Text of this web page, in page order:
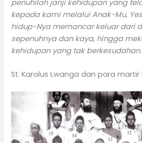
penuhilah janji kehidupan yang
kepada kami melalui Anak-Mu,
hidup-Nya memancar keluar dari
sepenuhnya dan kaya, hingga
kehidupan yang tak
St. Karolus Lwanga dan para martir